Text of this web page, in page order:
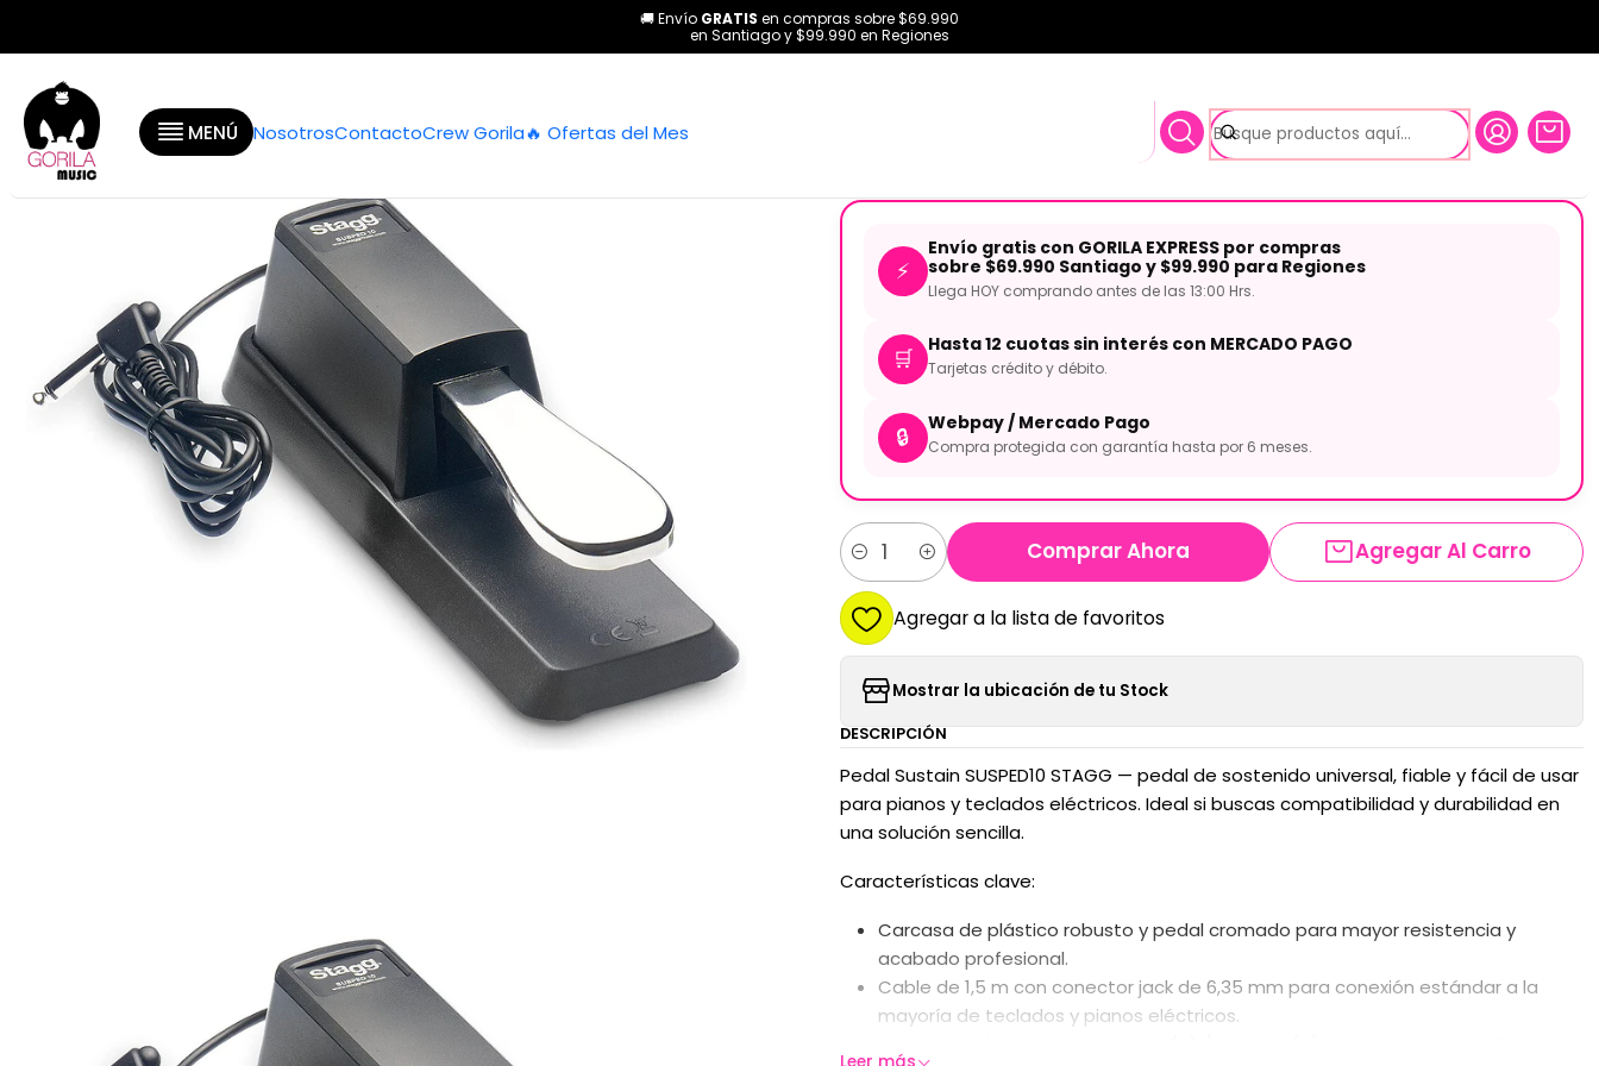
MENÚ NosotrosContactoCrew Gorila🔥 Ofertas del Mes
🚚 Envío GRATIS en compras sobre $69.990
en Santiago y $99.990 en Regiones
Pianos y teclados Accesorios Pedal Sustain Stagg SUSPED10
Pedal Sustain Stagg SUSPED10
⚡
Envío gratis con GORILA EXPRESS por compras
sobre $69.990 Santiago y $99.990 para Regiones
Llega HOY comprando antes de las 13:00 Hrs.
🛒 Hasta 12 cuotas sin interés con MERCADO PAGO
Tarjetas crédito y débito.
🔒 Webpay / Mercado Pago
Compra protegida con garantía hasta por 6 meses.
Cantidad Agregar Al Carro
Comprar Ahora
Agregar a la lista de favoritos
Mostrar la ubicación de tu Stock
DESCRIPCIÓN
Pedal Sustain SUSPED10 STAGG — pedal de sostenido universal, fiable y fácil de usar
para pianos y teclados eléctricos. Ideal si buscas compatibilidad y durabilidad en
una solución sencilla.
Características clave:
Carcasa de plástico robusto y pedal cromado para mayor resistencia y
acabado profesional.
Cable de 1,5 m con conector jack de 6,35 mm para conexión estándar a la
mayoría de teclados y pianos eléctricos.
Leer más